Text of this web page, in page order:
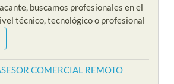
buscamos profesionales en el
técnico, tecnológico o profesional
COMERCIAL REMOTO